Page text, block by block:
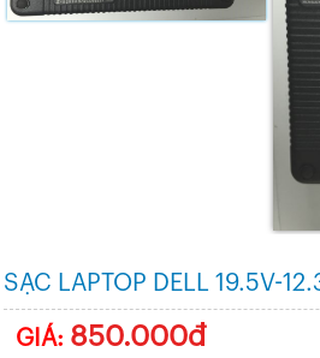
SẠC LAPTOP DELL 19.5V-
GIÁ: 850.000đ